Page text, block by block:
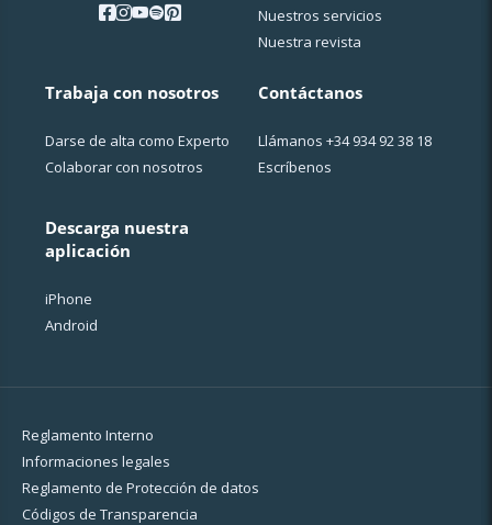
Nuestros servicios
Nuestra revista
Trabaja con nosotros
Darse de alta como Experto
Colaborar con nosotros
Descarga nuestra
aplicación
iPhone
Android
Contáctanos
Llámanos +34 934 92 38 18
Escríbenos
Reglamento Interno
Informaciones legales
Reglamento de Protección de datos
Códigos de Transparencia